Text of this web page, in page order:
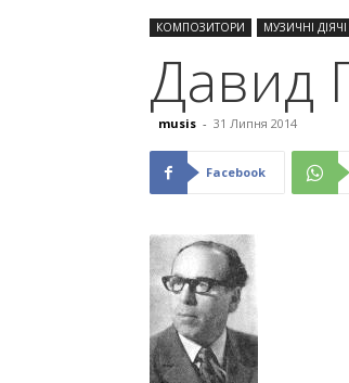
КОМПОЗИТОРИ МУЗИЧНІ ДІЯЧІ
Давид
musis - 31 Липня 2014
Facebook